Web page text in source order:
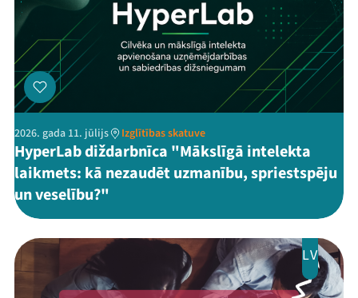
2026. gada 11. jūlijs Izglītības skatuve
HyperLab diždarbnīca "Mākslīgā intelekta
laikmets: kā nezaudēt uzmanību, spriestspēju
un veselību?"
LV